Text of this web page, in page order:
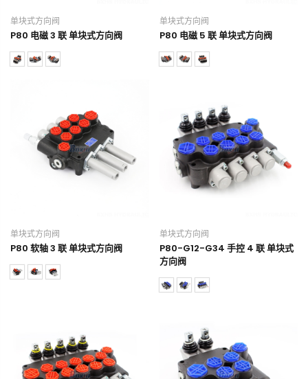
单块式方向阀
P80 电磁 3 联 单块式方向阀
单块式方向阀
P80 电磁 5 联 单块式方向阀
单块式方向阀
P80 软轴 3 联 单块式方向阀
单块式方向阀
P80-G12-G34 手控 4 联 单块式
方向阀